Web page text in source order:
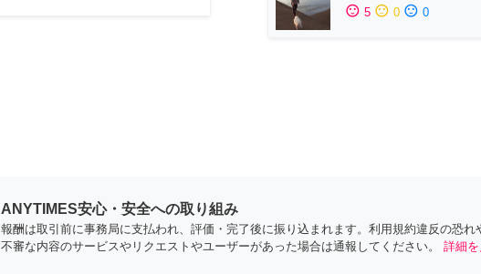
sentiment_satisfied 5 sentiment_neutral 0 sentiment_dissatisfied 0
ANYTIMES安心・安全への取り組み
報酬は取引前に事務局に支払われ、評価・完了後に振り込まれます。利用規約違反の恐れ
不審な内容のサービスやリクエストやユーザーがあった場合は通報してください。
詳細